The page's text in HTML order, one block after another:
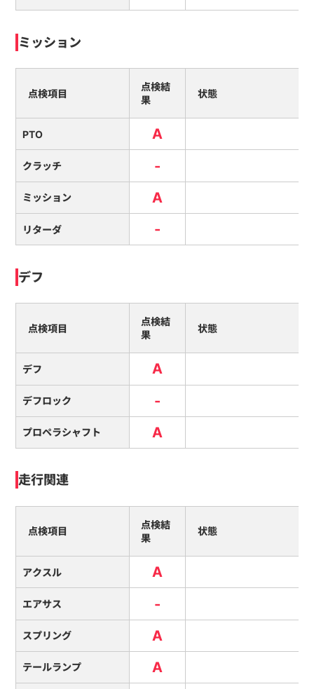
ミッション
点検項目
点検結
果
状態
PTO A
クラッチ -
ミッション A
リターダ -
デフ
点検項目
点検結
果
状態
デフ A
デフロック -
プロペラシャフト A
走行関連
点検項目
点検結
果
状態
アクスル A
エアサス -
スプリング A
テールランプ A